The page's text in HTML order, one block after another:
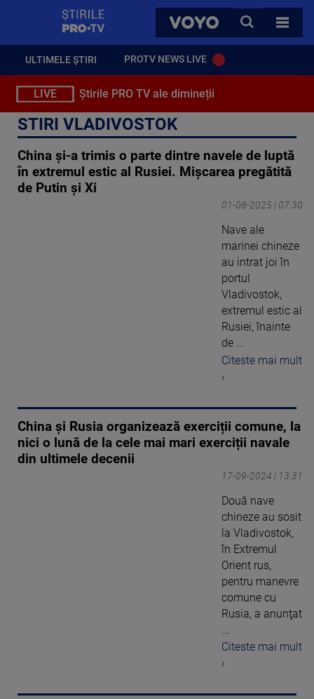
VOYO
CAUTA
TOATE
ULTIMELE ȘTIRI PROTV NEWS LIVE
LIVE Știrile PRO TV ale dimineții
STIRI VLADIVOSTOK
China și-a trimis o parte dintre navele de luptă
în extremul estic al Rusiei. Mișcarea pregătită
de Putin și Xi
01-08-2025 | 07:30
Nave ale
marinei chineze
au intrat joi în
portul
Vladivostok,
extremul estic al
Rusiei, înainte
de ...
Citeste mai mult
›
China și Rusia organizează exerciții comune, la
nici o lună de la cele mai mari exerciții navale
din ultimele decenii
17-09-2024 | 13:31
Două nave
chineze au sosit
la Vladivostok,
în Extremul
Orient rus,
pentru manevre
comune cu
Rusia, a anunţat
Citeste mai mult
›